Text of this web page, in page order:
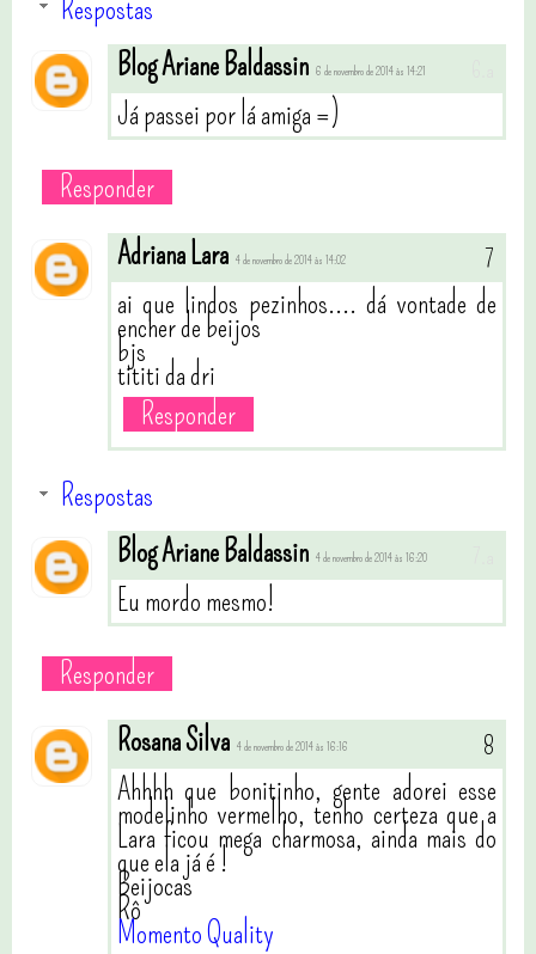
Respostas
Blog Ariane Baldassin 6 de novembro de 2014 às 14:21
Já passei por lá amiga =)
Responder
Adriana Lara 4 de novembro de 2014 às 14:02
ai que lindos pezinhos.... dá vontade de
encher de beijos
bjs
tititi da dri
Responder
Respostas
Blog Ariane Baldassin 4 de novembro de 2014 às 16:20
Eu mordo mesmo!
Responder
Rosana Silva 4 de novembro de 2014 às 16:16
Ahhhh que bonitinho, gente adorei esse
modelinho vermelho, tenho certeza que a
Lara ficou mega charmosa, ainda mais do
que ela já é !
Beijocas
Rô
Momento Quality